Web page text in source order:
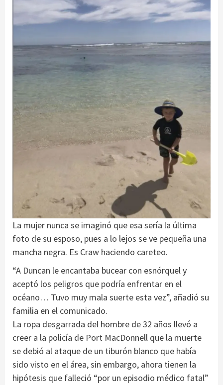
La mujer nunca se imaginó que esa sería la última
foto de su esposo, pues a lo lejos se ve pequeña una
mancha negra. Es Craw haciendo careteo.
“A Duncan le encantaba bucear con esnórquel y
aceptó los peligros que podría enfrentar en el
océano… Tuvo muy mala suerte esta vez”, añadió su
familia en el comunicado.
La ropa desgarrada del hombre de 32 años llevó a
creer a la policía de Port MacDonnell que la muerte
se debió al ataque de un tiburón blanco que había
sido visto en el área, sin embargo, ahora tienen la
hipótesis que falleció “por un episodio médico fatal”